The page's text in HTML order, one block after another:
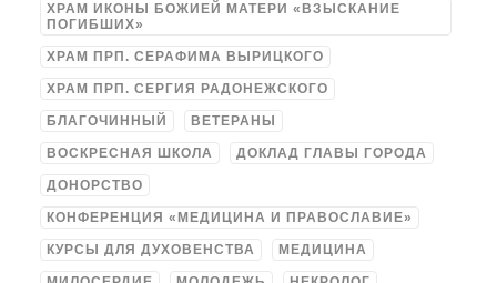
ХРАМ ИКОНЫ БОЖИЕЙ МАТЕРИ «ВЗЫСКАНИЕ
ПОГИБШИХ»
ХРАМ ПРП. СЕРАФИМА ВЫРИЦКОГО
ХРАМ ПРП. СЕРГИЯ РАДОНЕЖСКОГО
БЛАГОЧИННЫЙ ВЕТЕРАНЫ
ВОСКРЕСНАЯ ШКОЛА ДОКЛАД ГЛАВЫ ГОРОДА
ДОНОРСТВО
КОНФЕРЕНЦИЯ «МЕДИЦИНА И ПРАВОСЛАВИЕ»
КУРСЫ ДЛЯ ДУХОВЕНСТВА МЕДИЦИНА